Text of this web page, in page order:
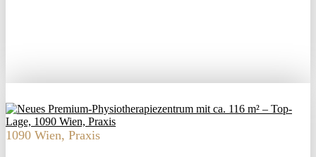
1090 Wien, Praxis